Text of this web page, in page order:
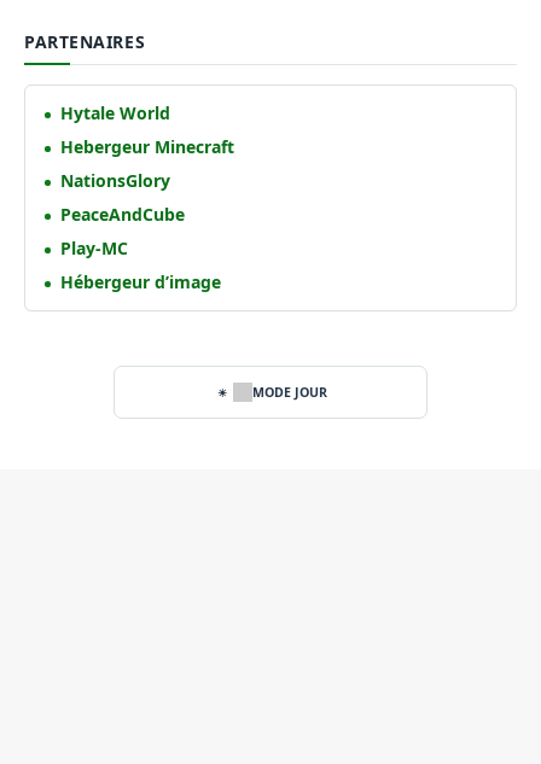
PARTENAIRES
Hytale World
Hebergeur Minecraft
NationsGlory
PeaceAndCube
Play-MC
Hébergeur d’image
MODE JOUR